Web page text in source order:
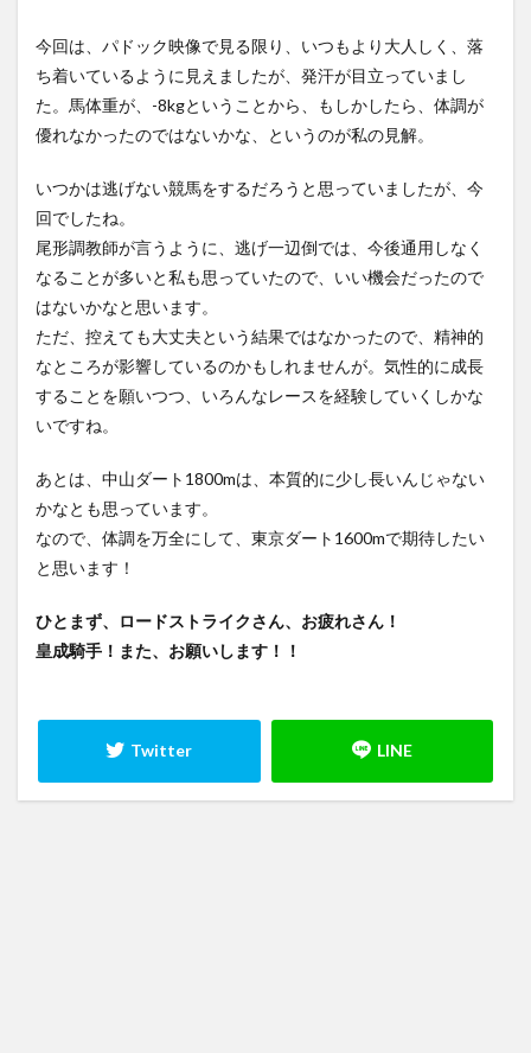
今回は、パドック映像で見る限り、いつもより大人しく、落
ち着いているように見えましたが、発汗が目立っていまし
た。馬体重が、-8kgということから、もしかしたら、体調が
優れなかったのではないかな、というのが私の見解。
いつかは逃げない競馬をするだろうと思っていましたが、今
回でしたね。
尾形調教師が言うように、逃げ一辺倒では、今後通用しなく
なることが多いと私も思っていたので、いい機会だったので
はないかなと思います。
ただ、控えても大丈夫という結果ではなかったので、精神的
なところが影響しているのかもしれませんが。気性的に成長
することを願いつつ、いろんなレースを経験していくしかな
いですね。
あとは、中山ダート1800mは、本質的に少し長いんじゃない
かなとも思っています。
なので、体調を万全にして、東京ダート1600mで期待したい
と思います！
ひとまず、ロードストライクさん、お疲れさん！
皇成騎手！また、お願いします！！